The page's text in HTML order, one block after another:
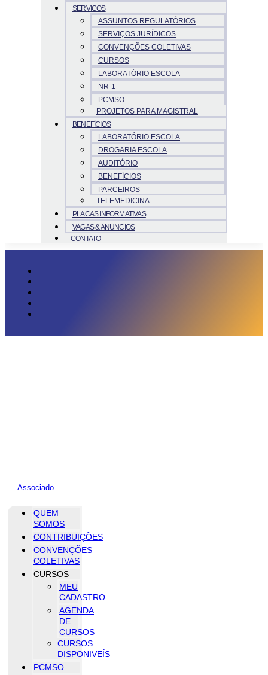
SERVICOS
ASSUNTOS REGULATÓRIOS
SERVIÇOS JURÍDICOS
CONVENÇÕES COLETIVAS
CURSOS
LABORATÓRIO ESCOLA
NR-1
PCMSO
PROJETOS PARA MAGISTRAL
BENEFÍCIOS
LABORATÓRIO ESCOLA
DROGARIA ESCOLA
AUDITÓRIO
BENEFÍCIOS
PARCEIROS
TELEMEDICINA
PLACAS INFORMATIVAS
VAGAS & ANUNCIOS
CONTATO
Associado
QUEM
SOMOS
CONTRIBUIÇÕES
CONVENÇÕES
COLETIVAS
CURSOS
MEU
CADASTRO
AGENDA
DE
CURSOS
CURSOS
DISPONIVEÍS
PCMSO